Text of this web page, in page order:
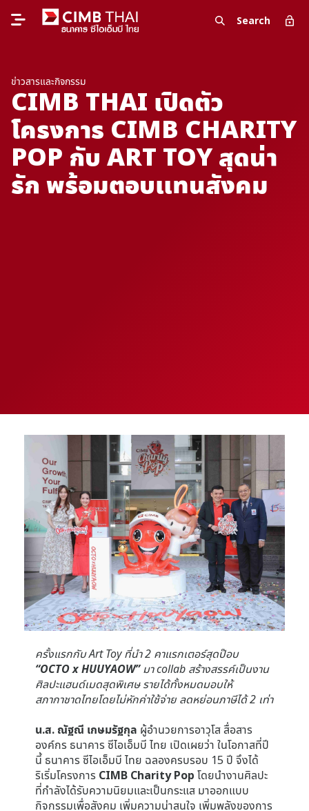
Search
ข่าวสารและกิจกรรม
CIMB THAI เปิดตัว
โครงการ CIMB CHARITY
POP กับ ART TOY สุดน่า
รัก พร้อมตอบแทนสังคม
ครั้งแรกกับ Art Toy ที่นำ 2 คาแรกเตอร์สุดป๊อบ
“OCTO x HUUYAOW”มา collab สร้างสรรค์เป็นงาน
ศิลปะแฮนด์เมดสุดพิเศษ รายได้ทั้งหมดมอบให้
สภากาชาดไทยโดยไม่หักค่าใช้จ่าย ลดหย่อนภาษีได้ 2 เท่า
น.ส. ณัฐณี เกษมรัฐกุล ผู้อำนวยการอาวุโส สื่อสาร
องค์กร ธนาคาร ซีไอเอ็มบี ไทย เปิดเผยว่า ในโอกาสที่ปี
นี้ ธนาคาร ซีไอเอ็มบี ไทย ฉลองครบรอบ 15 ปี จึงได้
ริเริ่มโครงการ CIMB Charity Pop โดยนำงานศิลปะ
ที่กำลังได้รับความนิยมและเป็นกระแส มาออกแบบ
กิจกรรมเพื่อสังคม เพิ่มความน่าสนใจ เพิ่มพลังของการ